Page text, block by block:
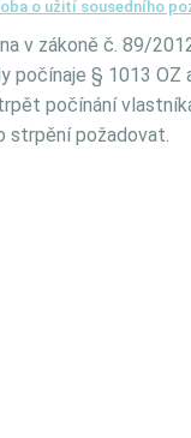
o užití sousedního
v zákoně č. 89/
§ 1013 OZ
počínání
strpění požadovat.